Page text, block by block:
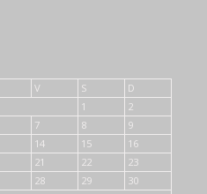
V S
D
1
2
7 8
9
14 15
16
21 22
23
28 29
30